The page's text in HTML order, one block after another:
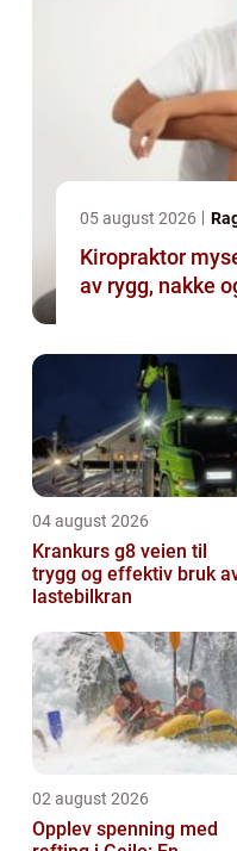
05 august 2026
Kiropraktor
av rygg, nakke
04 august 2026
Krankurs g8 veien til
trygg og effektiv bruk
lastebilkran
02 august 2026
Opplev spenning med